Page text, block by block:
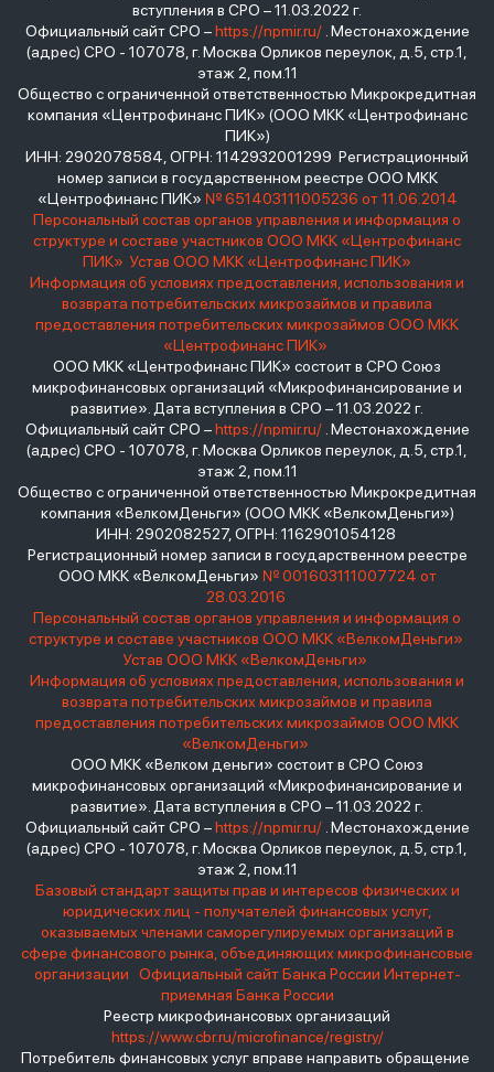
вступления в СРО – 11.03.2022 г.
Официальный сайт СРО –https://npmir.ru/. Местонахождение
(адрес) СРО - 107078, г. Москва Орликов переулок, д.5, стр.1,
этаж 2, пом.11
Общество с ограниченной ответственностью Микрокредитная
компания «Центрофинанс ПИК» (ООО МКК «Центрофинанс
ПИК»)
ИНН: 2902078584, ОГРН: 1142932001299 Регистрационный
номер записи в государственном реестре ООО МКК
«Центрофинанс ПИК» № 651403111005236 от 11.06.2014
Персональный состав органов управления и информация о
структуре и составе участников ООО МКК «Центрофинанс
ПИК» Устав ООО МКК «Центрофинанс ПИК»
Информация об условиях предоставления, использования и
возврата потребительских микрозаймов и правила
предоставления потребительских микрозаймов ООО МКК
«Центрофинанс ПИК»
ООО МКК «Центрофинанс ПИК» состоит в СРО Союз
микрофинансовых организаций «Микрофинансирование и
развитие». Дата вступления в СРО – 11.03.2022 г.
Официальный сайт СРО –https://npmir.ru/. Местонахождение
(адрес) СРО - 107078, г. Москва Орликов переулок, д.5, стр.1,
этаж 2, пом.11
Общество с ограниченной ответственностью Микрокредитная
компания «ВелкомДеньги» (ООО МКК «ВелкомДеньги»)
ИНН: 2902082527, ОГРН: 1162901054128
Регистрационный номер записи в государственном реестре
ООО МКК «ВелкомДеньги» № 001603111007724 от
28.03.2016
Персональный состав органов управления и информация о
структуре и составе участников ООО МКК «ВелкомДеньги»
Устав ООО МКК «ВелкомДеньги»
Информация об условиях предоставления, использования и
возврата потребительских микрозаймов и правила
предоставления потребительских микрозаймов ООО МКК
«ВелкомДеньги»
ООО МКК «Велком деньги» состоит в СРО Союз
микрофинансовых организаций «Микрофинансирование и
развитие». Дата вступления в СРО – 11.03.2022 г.
Официальный сайт СРО –https://npmir.ru/. Местонахождение
(адрес) СРО - 107078, г. Москва Орликов переулок, д.5, стр.1,
этаж 2, пом.11
Базовый стандарт защиты прав и интересов физических и
юридических лиц - получателей финансовых услуг,
оказываемых членами саморегулируемых организаций в
сфере финансового рынка, объединяющих микрофинансовые
организации
Официальный сайт Банка России Интернет-
приемная Банка России
Реестр микрофинансовых организаций
https://www.cbr.ru/microfinance/registry/
Потребитель финансовых услуг вправе направить обращение